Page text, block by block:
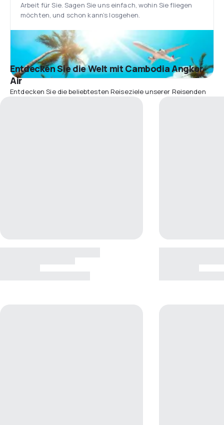
Arbeit für Sie. Sagen Sie uns einfach, wohin Sie fliegen
möchten, und schon kann’s losgehen.
Entdecken Sie die Welt mit Cambodia Angkor
Air
Entdecken Sie die beliebtesten Reiseziele unserer Reisenden